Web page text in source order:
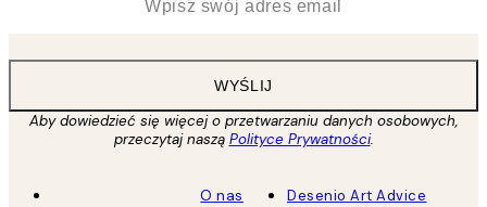
WYŚLIJ
Aby dowiedzieć się więcej o przetwarzaniu danych osobowych,
przeczytaj naszą Polityce Prywatności.
O nas
Desenio Art Advice